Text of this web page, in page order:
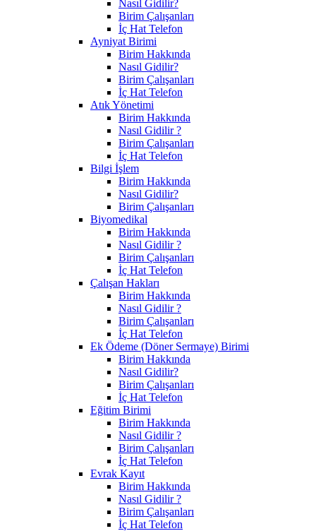
Nasıl Gidilir?
Birim Çalışanları
İç Hat Telefon
Ayniyat Birimi
Birim Hakkında
Nasıl Gidilir?
Birim Çalışanları
İç Hat Telefon
Atık Yönetimi
Birim Hakkında
Nasıl Gidilir ?
Birim Çalışanları
İç Hat Telefon
Bilgi İşlem
Birim Hakkında
Nasıl Gidilir?
Birim Çalışanları
Biyomedikal
Birim Hakkında
Nasıl Gidilir ?
Birim Çalışanları
İç Hat Telefon
Çalışan Hakları
Birim Hakkında
Nasıl Gidilir ?
Birim Çalışanları
İç Hat Telefon
Ek Ödeme (Döner Sermaye) Birimi
Birim Hakkında
Nasıl Gidilir?
Birim Çalışanları
İç Hat Telefon
Eğitim Birimi
Birim Hakkında
Nasıl Gidilir ?
Birim Çalışanları
İç Hat Telefon
Evrak Kayıt
Birim Hakkında
Nasıl Gidilir ?
Birim Çalışanları
İç Hat Telefon